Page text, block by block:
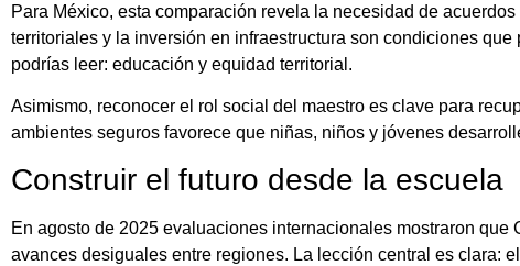
Para México, esta comparación revela la necesidad de
territoriales y la inversión en infraestructura son condiciones
podrías leer: educación y equidad territorial.
Asimismo, reconocer el rol social del maestro es clave para
ambientes seguros favorece que niñas, niños y jóvenes
Construir el futuro desde la escuela
En agosto de 2025 evaluaciones internacionales mostraron
avances desiguales entre regiones. La lección central es clara: el